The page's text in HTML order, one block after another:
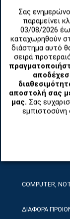
Σας
παραμείνει
03/08/2026
καταχωρηθούν
διάστημα αυτό
σειρά
αποστολή σας
μας. Σας
εμπιστοσύνη
TABLET
COMPUTER,
ΔΙΑΦΟΡΑ